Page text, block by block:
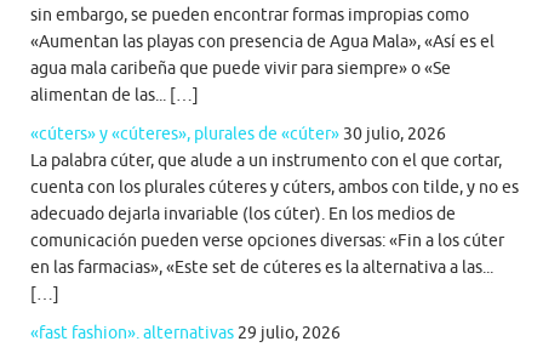
sin embargo, se pueden encontrar formas impropias como
«Aumentan las playas con presencia de Agua Mala», «Así es el
agua mala caribeña que puede vivir para siempre» o «Se
alimentan de las... […]
«cúters» y «cúteres», plurales de «cúter» 30 julio, 2026
La palabra cúter, que alude a un instrumento con el que cortar,
cuenta con los plurales cúteres y cúters, ambos con tilde, y no es
adecuado dejarla invariable (los cúter). En los medios de
comunicación pueden verse opciones diversas: «Fin a los cúter
en las farmacias», «Este set de cúteres es la alternativa a las...
[…]
«fast fashion». alternativas 29 julio, 2026